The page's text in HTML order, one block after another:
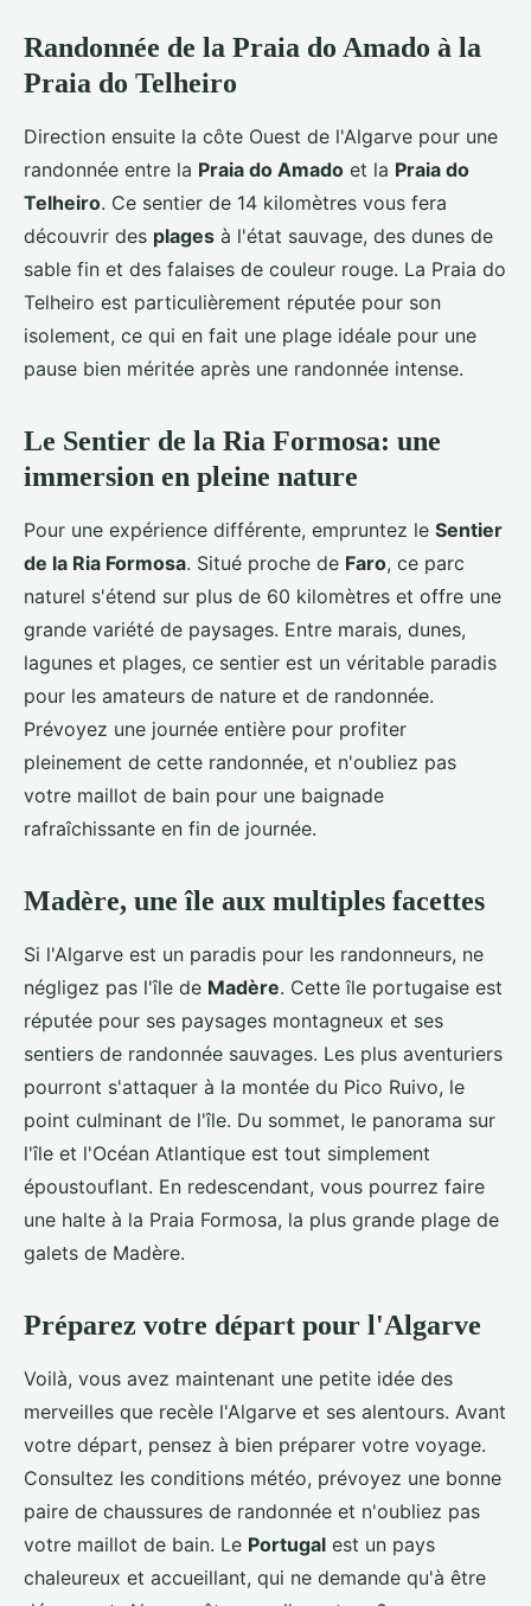
Randonnée de la Praia do Amado à la
Praia do Telheiro
Direction ensuite la côte Ouest de l'Algarve pour une
randonnée entre la Praia do Amado et la Praia do
Telheiro. Ce sentier de 14 kilomètres vous fera
découvrir des plages à l'état sauvage, des dunes de
sable fin et des falaises de couleur rouge. La Praia do
Telheiro est particulièrement réputée pour son
isolement, ce qui en fait une plage idéale pour une
pause bien méritée après une randonnée intense.
Le Sentier de la Ria Formosa: une
immersion en pleine nature
Pour une expérience différente, empruntez le Sentier
de la Ria Formosa. Situé proche de Faro, ce parc
naturel s'étend sur plus de 60 kilomètres et offre une
grande variété de paysages. Entre marais, dunes,
lagunes et plages, ce sentier est un véritable paradis
pour les amateurs de nature et de randonnée.
Prévoyez une journée entière pour profiter
pleinement de cette randonnée, et n'oubliez pas
votre maillot de bain pour une baignade
rafraîchissante en fin de journée.
Madère, une île aux multiples facettes
Si l'Algarve est un paradis pour les randonneurs, ne
négligez pas l'île de Madère. Cette île portugaise est
réputée pour ses paysages montagneux et ses
sentiers de randonnée sauvages. Les plus aventuriers
pourront s'attaquer à la montée du Pico Ruivo, le
point culminant de l'île. Du sommet, le panorama sur
l'île et l'Océan Atlantique est tout simplement
époustouflant. En redescendant, vous pourrez faire
une halte à la Praia Formosa, la plus grande plage de
galets de Madère.
Préparez votre départ pour l'Algarve
Voilà, vous avez maintenant une petite idée des
merveilles que recèle l'Algarve et ses alentours. Avant
votre départ, pensez à bien préparer votre voyage.
Consultez les conditions météo, prévoyez une bonne
paire de chaussures de randonnée et n'oubliez pas
votre maillot de bain. Le Portugal est un pays
chaleureux et accueillant, qui ne demande qu'à être